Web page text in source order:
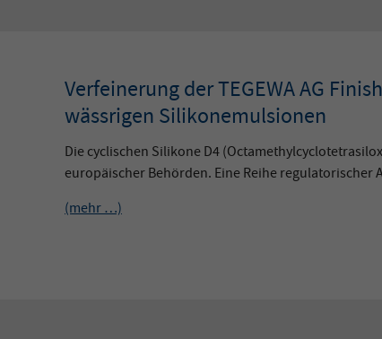
Verfeinerung der TEGEWA AG
wässrigen Silikonemulsionen
Die cyclischen Silikone D4
europäischer Behörden. Eine Reihe
(mehr …)